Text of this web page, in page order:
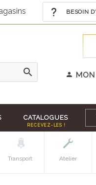
BESOIN
CATALOGUES
RECEVEZ-LES !
Transport Atelier